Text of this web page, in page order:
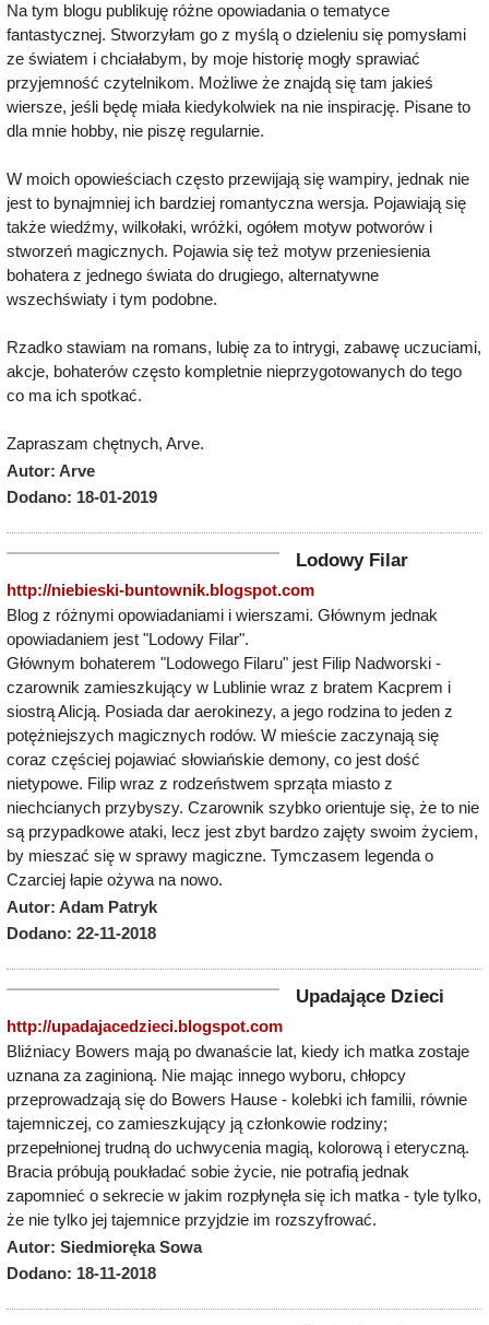
Na tym blogu publikuję różne opowiadania o tematyce
fantastycznej. Stworzyłam go z myślą o dzieleniu się pomysłami
ze światem i chciałabym, by moje historię mogły sprawiać
przyjemność czytelnikom. Możliwe że znajdą się tam jakieś
wiersze, jeśli będę miała kiedykolwiek na nie inspirację. Pisane to
dla mnie hobby, nie piszę regularnie.
W moich opowieściach często przewijają się wampiry, jednak nie
jest to bynajmniej ich bardziej romantyczna wersja. Pojawiają się
także wiedźmy, wilkołaki, wróżki, ogółem motyw potworów i
stworzeń magicznych. Pojawia się też motyw przeniesienia
bohatera z jednego świata do drugiego, alternatywne
wszechświaty i tym podobne.
Rzadko stawiam na romans, lubię za to intrygi, zabawę uczuciami,
akcje, bohaterów często kompletnie nieprzygotowanych do tego
co ma ich spotkać.
Zapraszam chętnych, Arve.
Autor: Arve
Dodano: 18-01-2019
Lodowy Filar
http://niebieski-buntownik.blogspot.com
Blog z różnymi opowiadaniami i wierszami. Głównym jednak
opowiadaniem jest "Lodowy Filar".
Głównym bohaterem "Lodowego Filaru" jest Filip Nadworski -
czarownik zamieszkujący w Lublinie wraz z bratem Kacprem i
siostrą Alicją. Posiada dar aerokinezy, a jego rodzina to jeden z
potężniejszych magicznych rodów. W mieście zaczynają się
coraz częściej pojawiać słowiańskie demony, co jest dość
nietypowe. Filip wraz z rodzeństwem sprząta miasto z
niechcianych przybyszy. Czarownik szybko orientuje się, że to nie
są przypadkowe ataki, lecz jest zbyt bardzo zajęty swoim życiem,
by mieszać się w sprawy magiczne. Tymczasem legenda o
Czarciej łapie ożywa na nowo.
Autor: Adam Patryk
Dodano: 22-11-2018
Upadające Dzieci
http://upadajacedzieci.blogspot.com
Bliźniacy Bowers mają po dwanaście lat, kiedy ich matka zostaje
uznana za zaginioną. Nie mając innego wyboru, chłopcy
przeprowadzają się do Bowers Hause - kolebki ich familii, równie
tajemniczej, co zamieszkujący ją członkowie rodziny;
przepełnionej trudną do uchwycenia magią, kolorową i eteryczną.
Bracia próbują poukładać sobie życie, nie potrafią jednak
zapomnieć o sekrecie w jakim rozpłynęła się ich matka - tyle tylko,
że nie tylko jej tajemnice przyjdzie im rozszyfrować.
Autor: Siedmioręka Sowa
Dodano: 18-11-2018